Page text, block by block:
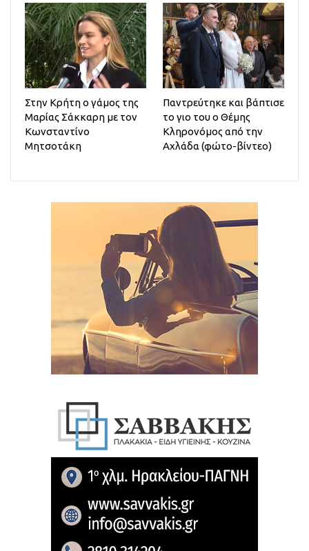
Στην Κρήτη ο γάμος της
Μαρίας Σάκκαρη με τον
Κωνσταντίνο
Μητσοτάκη
Παντρεύτηκε και βάπτισε
το γιο του ο Θέμης
Κληρονόμος από την
Αχλάδα (φώτο-βίντεο)